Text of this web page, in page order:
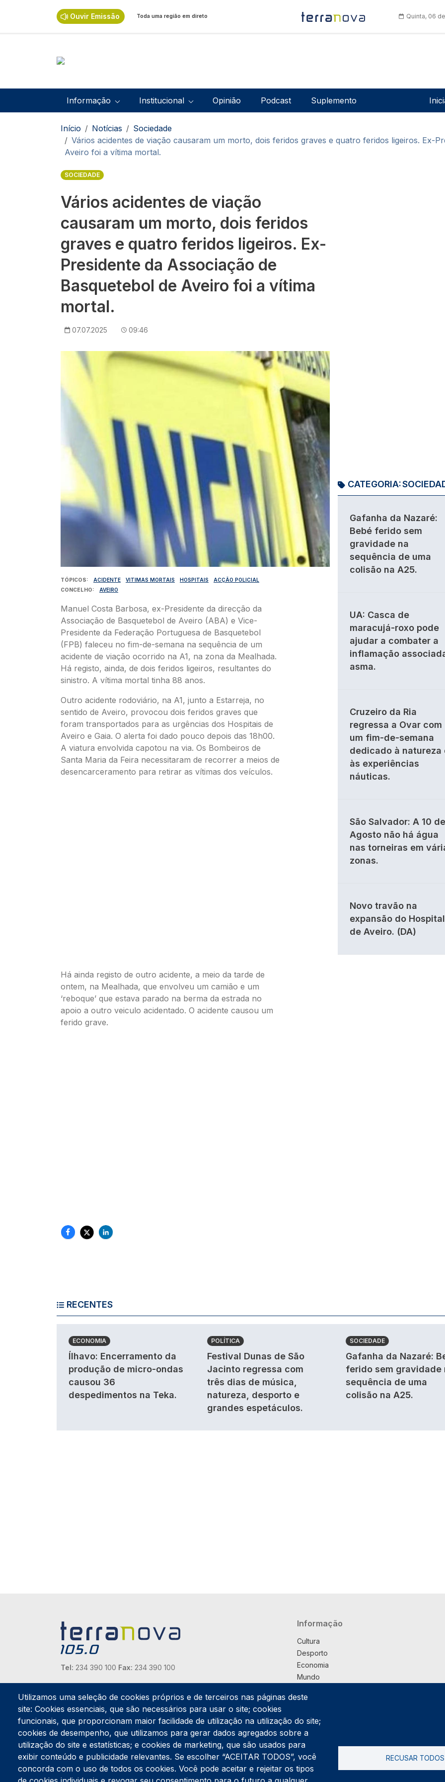
Ouvir Emissão Toda uma região em direto Quinta, 06
Navegação principal
Informação Institucional Opinião Podcast Suplemento
Navegação estrutural
Início Notícias
Sociedade
Vários acidentes de viação causaram um morto, dois feridos graves e quatro feridos ligeiros. Ex-
Aveiro foi a vítima mortal.
SOCIEDADE
Vários acidentes de viação
causaram um morto, dois feridos
graves e quatro feridos ligeiros. Ex-
Presidente da Associação de
Basquetebol de Aveiro foi a vítima
mortal.
07.07.2025 09:46
Imagem
TÓPICOS ACIDENTE VITIMAS MORTAIS HOSPITAIS
ACÇÃO POLICIAL
CONCELHO
AVEIRO
Manuel Costa Barbosa, ex-Presidente da direcção da
Associação de Basquetebol de Aveiro (ABA) e Vice-
Presidente da Federação Portuguesa de Basquetebol
(FPB) faleceu no fim-de-semana na sequência de um
acidente de viação ocorrido na A1, na zona da Mealhada.
Há registo, ainda, de dois feridos ligeiros, resultantes do
sinistro. A vítima mortal tinha 88 anos.
Outro acidente rodoviário, na A1, junto a Estarreja, no
sentido de Aveiro, provocou dois feridos graves que
foram transportados para as urgências dos Hospitais de
Aveiro e Gaia. O alerta foi dado pouco depois das 18h00.
A viatura envolvida capotou na via. Os Bombeiros de
Santa Maria da Feira necessitaram de recorrer a meios de
desencarceramento para retirar as vítimas dos veículos.
Há ainda registo de outro acidente, a meio da tarde de
ontem, na Mealhada, que envolveu um camião e um
‘reboque’ que estava parado na berma da estrada no
apoio a outro veiculo acidentado. O acidente causou um
ferido grave.
CATEGORIA:
Gafanha da Nazaré:
Bebé ferido sem
gravidade na
sequência de uma
colisão na A25.
UA: Casca de
maracujá-roxo pode
ajudar a combater a
inflamação
asma.
Cruzeiro da Ria
regressa a Ovar com
um fim-de-semana
dedicado à natureza
às experiências
náuticas.
São Salvador: A 10 de
Agosto não há água
nas torneiras em
zonas.
Novo travão na
expansão do Hospital
de Aveiro. (DA)
RECENTES
ECONOMIA
Ílhavo: Encerramento da
produção de micro-ondas
causou 36
despedimentos na Teka.
POLÍTICA
Festival Dunas de São
Jacinto regressa com
três dias de música,
natureza, desporto e
grandes espetáculos.
SOCIEDADE
Gafanha da Nazaré:
ferido sem gravidade
sequência de uma
colisão na A25.
Tel: 234 390 100 Fax: 234 390 100
Endereço Postal
Apartado 42
Rua Gil Eanes 31
3834-908 Gafanha da Nazaré
Estúdios
Rua Prior Guerra
Edifício do Centro Cultural da Gafanha da Nazaré
3830-556 Gafanha da Nazaré
Navegação principal
Informação
Cultura
Desporto
Economia
Mundo
País
Praça
Pub
Saúde
Sociedade
Utilizamos uma seleção de cookies próprios e de terceiros nas páginas deste
site: Cookies essenciais, que são necessários para usar o site; cookies
funcionais, que proporcionam maior facilidade de utilização na utilização do site;
cookies de desempenho, que utilizamos para gerar dados agregados sobre a
utilização do site e estatísticas; e cookies de marketing, que são usados para
exibir conteúdo e publicidade relevantes. Se escolher “ACEITAR TODOS”, você
concorda com o uso de todos os cookies. Você pode aceitar e rejeitar os tipos
RECUSAR TODOS